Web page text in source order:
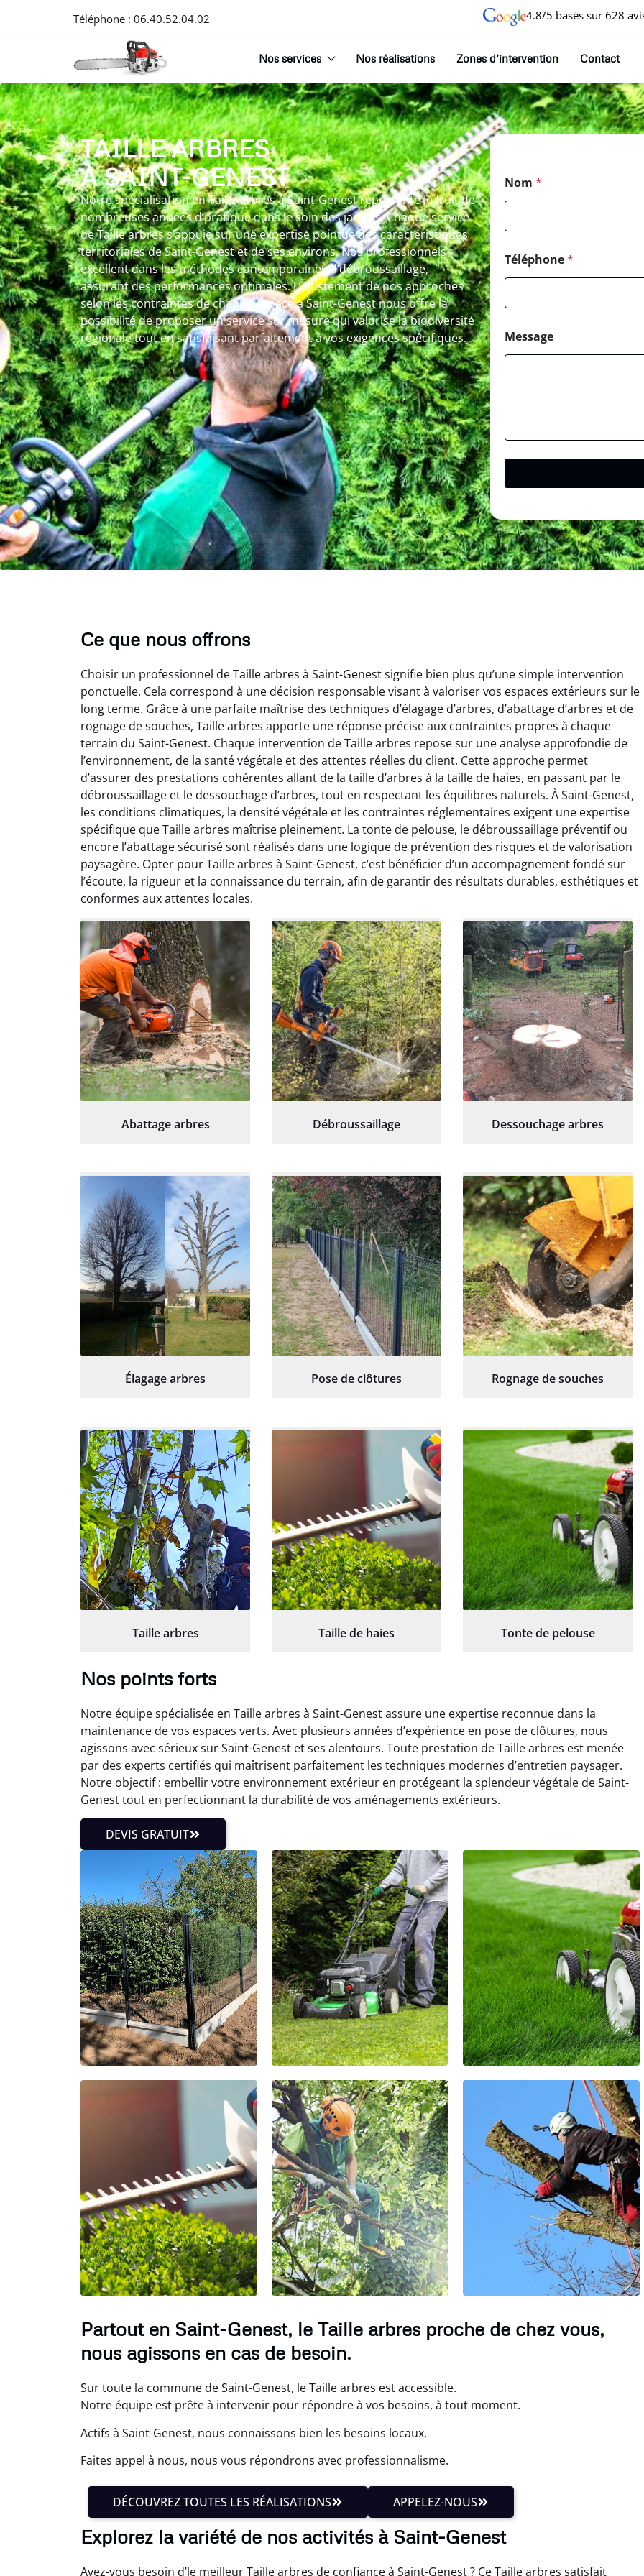
Téléphone : 06.40.52.04.02 4.8/5 basés sur 628
Nos services Nos réalisations Zones d’intervention Contact
TAILLE ARBRES
À SAINT-GENEST
Notre spécialisation en Taille arbres à Saint-Genest représente le fruit de
nombreuses années d’pratique dans le soin des jardins. Chaque service
de Taille arbres s’appuie sur une expertise pointue des caractéristiques
territoriales de Saint-Genest et de ses environs. Nos professionnels
excellent dans les méthodes contemporaines d’débroussaillage,
assurant des performances optimales. L’ajustement de nos approches
selon les contraintes de chaque espace à Saint-Genest nous offre la
possibilité de proposer un service sur mesure qui valorise la biodiversité
régionale tout en satisfaisant parfaitement à vos exigences spécifiques.
Nom *
Téléphone*
Message
Ce que nous offrons
Choisir un professionnel de Taille arbres à Saint-Genest signifie bien plus qu’une simple intervention
ponctuelle. Cela correspond à une décision responsable visant à valoriser vos espaces extérieurs sur le
long terme. Grâce à une parfaite maîtrise des techniques d’élagage d’arbres, d’abattage d’arbres et de
rognage de souches, Taille arbres apporte une réponse précise aux contraintes propres à chaque
terrain du Saint-Genest. Chaque intervention de Taille arbres repose sur une analyse approfondie de
l’environnement, de la santé végétale et des attentes réelles du client. Cette approche permet
d’assurer des prestations cohérentes allant de la taille d’arbres à la taille de haies, en passant par le
débroussaillage et le dessouchage d’arbres, tout en respectant les équilibres naturels. À Saint-Genest,
les conditions climatiques, la densité végétale et les contraintes réglementaires exigent une expertise
spécifique que Taille arbres maîtrise pleinement. La tonte de pelouse, le débroussaillage préventif ou
encore l’abattage sécurisé sont réalisés dans une logique de prévention des risques et de valorisation
paysagère. Opter pour Taille arbres à Saint-Genest, c’est bénéficier d’un accompagnement fondé sur
l’écoute, la rigueur et la connaissance du terrain, afin de garantir des résultats durables, esthétiques et
conformes aux attentes locales.
Abattage arbres Débroussaillage Dessouchage arbres
Élagage arbres Pose de clôtures Rognage de souches
Taille arbres Taille de haies Tonte de pelouse
Nos points forts
Notre équipe spécialisée en Taille arbres à Saint-Genest assure une expertise reconnue dans la
maintenance de vos espaces verts. Avec plusieurs années d’expérience en pose de clôtures, nous
agissons avec sérieux sur Saint-Genest et ses alentours. Toute prestation de Taille arbres est menée
par des experts certifiés qui maîtrisent parfaitement les techniques modernes d’entretien paysager.
Notre objectif : embellir votre environnement extérieur en protégeant la splendeur végétale de Saint-
Genest tout en perfectionnant la durabilité de vos aménagements extérieurs.
DEVIS GRATUIT
Partout en Saint-Genest, le Taille arbres proche de chez vous,
nous agissons en cas de besoin.
Sur toute la commune de Saint-Genest, le Taille arbres est accessible.
Notre équipe est prête à intervenir pour répondre à vos besoins, à tout moment.
Actifs à Saint-Genest, nous connaissons bien les besoins locaux.
Faites appel à nous, nous vous répondrons avec professionnalisme.
DÉCOUVREZ TOUTES LES RÉALISATIONS APPELEZ-NOUS
Explorez la variété de nos activités à Saint-Genest
Avez-vous besoin d’le meilleur Taille arbres de confiance à Saint-Genest ? Ce Taille arbres satisfait
Soraya Benali
07 février 2026
Service irréprochable du
début à la fin. Les arbres ont
été parfaitement entretenus
et le nettoyage après
intervention est impeccable.
Je recommande vivement.
Léandro Vasseur
12 juillet 2025
Intervention rapide et très
professionnelle pour
l’élagage de mes arbres. Le
travail est propre, sécurisé et
parfaitement réalisé. Je
recommande sans hésiter.